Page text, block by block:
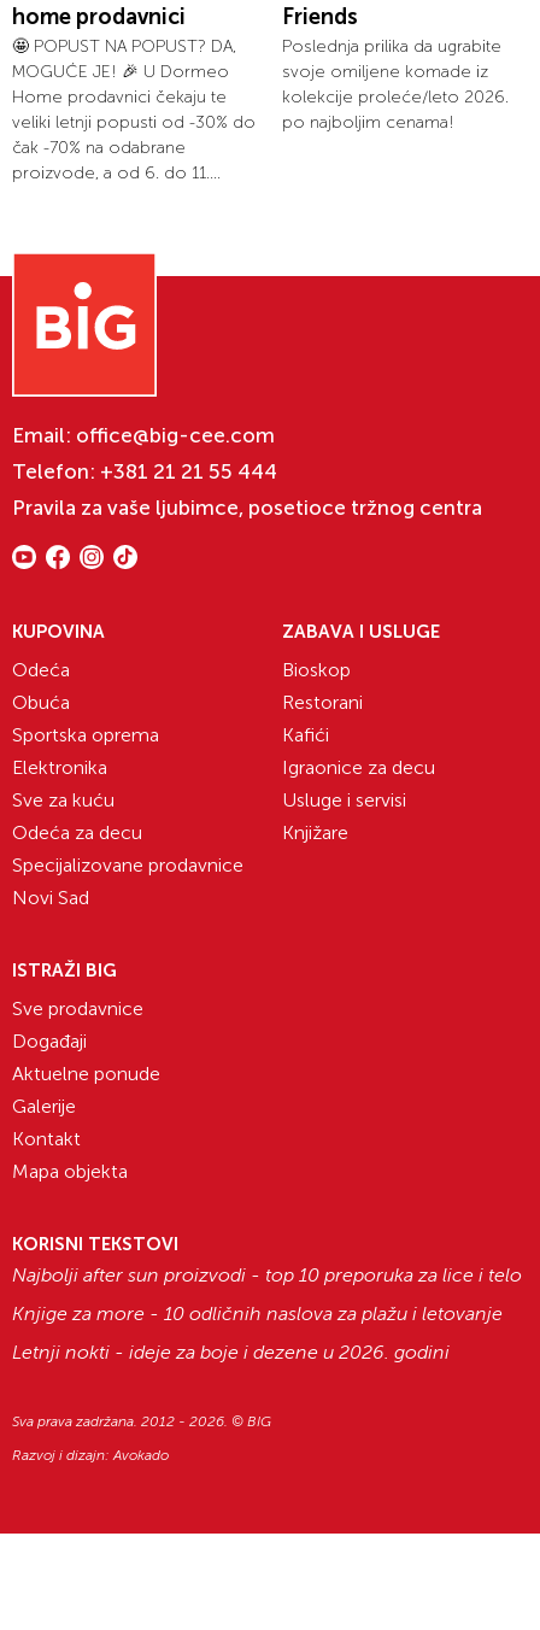
home prodavnici
🤩 POPUST NA POPUST? DA,
MOGUĆE JE! 🎉 U Dormeo
Home prodavnici čekaju te
veliki letnji popusti od -30% do
čak -70% na odabrane
proizvode, a od 6. do 11....
Friends
Poslednja prilika da ugrabite
svoje omiljene komade iz
kolekcije proleće/leto 2026.
po najboljim cenama!
Email: office@big-cee.com
Telefon: +381 21 21 55 444
Pravila za vaše ljubimce, posetioce tržnog centra
KUPOVINA
Odeća
Obuća
Sportska oprema
Elektronika
Sve za kuću
Odeća za decu
Specijalizovane prodavnice
Novi Sad
ZABAVA I USLUGE
Bioskop
Restorani
Kafići
Igraonice za decu
Usluge i servisi
Knjižare
ISTRAŽI BIG
Sve prodavnice
Događaji
Aktuelne ponude
Galerije
Kontakt
Mapa objekta
KORISNI TEKSTOVI
Najbolji after sun proizvodi - top 10 preporuka za lice i telo
Knjige za more - 10 odličnih naslova za plažu i letovanje
Letnji nokti - ideje za boje i dezene u 2026. godini
Sva prava zadržana. 2012 - 2026. © BIG
Razvoj i dizajn:Avokado